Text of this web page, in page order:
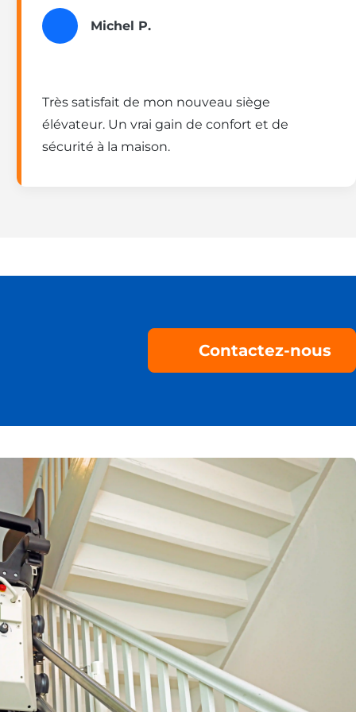
Michel P.
Très satisfait de mon nouveau siège
élévateur. Un vrai gain de confort et de
sécurité à la maison.
Contactez-nous